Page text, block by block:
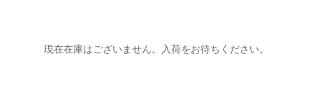
現在在庫はございません。入荷をお待ちください。